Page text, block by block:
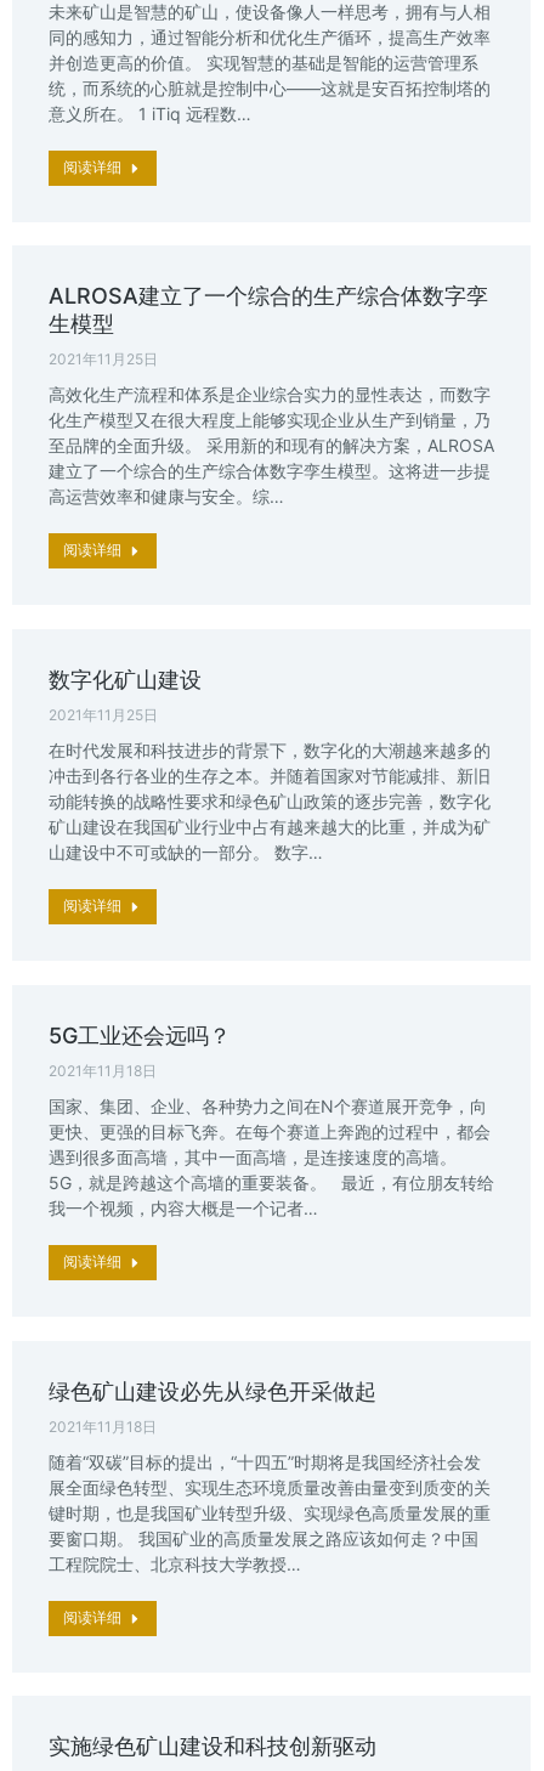
未来矿山是智慧的矿山，使设备像人一样思考，拥有与人相
同的感知力，通过智能分析和优化生产循环，提高生产效率
并创造更高的价值。 实现智慧的基础是智能的运营管理系
统，而系统的心脏就是控制中心——这就是安百拓控制塔的
意义所在。 1 iTiq 远程数…
阅读详细
ALROSA建立了一个综合的生产综合体数字孪
生模型
2021年11月25日
高效化生产流程和体系是企业综合实力的显性表达，而数字
化生产模型又在很大程度上能够实现企业从生产到销量，乃
至品牌的全面升级。 采用新的和现有的解决方案，ALROSA
建立了一个综合的生产综合体数字孪生模型。这将进一步提
高运营效率和健康与安全。综…
阅读详细
数字化矿山建设
2021年11月25日
在时代发展和科技进步的背景下，数字化的大潮越来越多的
冲击到各行各业的生存之本。并随着国家对节能减排、新旧
动能转换的战略性要求和绿色矿山政策的逐步完善，数字化
矿山建设在我国矿业行业中占有越来越大的比重，并成为矿
山建设中不可或缺的一部分。 数字…
阅读详细
5G工业还会远吗？
2021年11月18日
国家、集团、企业、各种势力之间在N个赛道展开竞争，向
更快、更强的目标飞奔。在每个赛道上奔跑的过程中，都会
遇到很多面高墙，其中一面高墙，是连接速度的高墙。
5G，就是跨越这个高墙的重要装备。 最近，有位朋友转给
我一个视频，内容大概是一个记者…
阅读详细
绿色矿山建设必先从绿色开采做起
2021年11月18日
随着“双碳”目标的提出，“十四五”时期将是我国经济社会发
展全面绿色转型、实现生态环境质量改善由量变到质变的关
键时期，也是我国矿业转型升级、实现绿色高质量发展的重
要窗口期。 我国矿业的高质量发展之路应该如何走？中国
工程院院士、北京科技大学教授…
阅读详细
实施绿色矿山建设和科技创新驱动